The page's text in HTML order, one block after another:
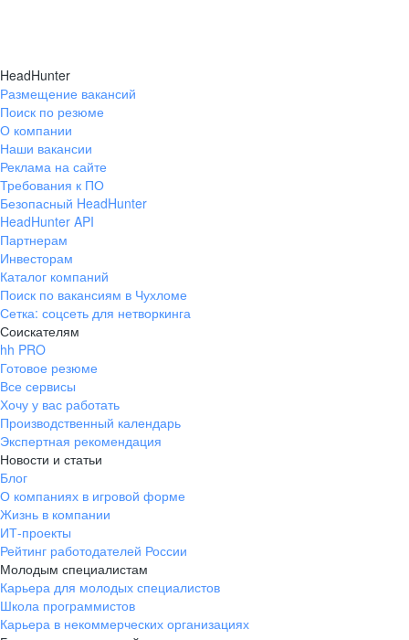
HeadHunter
Размещение вакансий
Поиск по резюме
О компании
Наши вакансии
Реклама на сайте
Требования к ПО
Безопасный HeadHunter
HeadHunter API
Партнерам
Инвесторам
Каталог компаний
Поиск по вакансиям в Чухломе
Сетка: соцсеть для нетворкинга
Соискателям
hh PRO
Готовое резюме
Все сервисы
Хочу у вас работать
Производственный календарь
Экспертная рекомендация
Новости и статьи
Блог
О компаниях в игровой форме
Жизнь в компании
ИТ-проекты
Рейтинг работодателей России
Молодым специалистам
Карьера для молодых специалистов
Школа программистов
Карьера в некоммерческих организациях